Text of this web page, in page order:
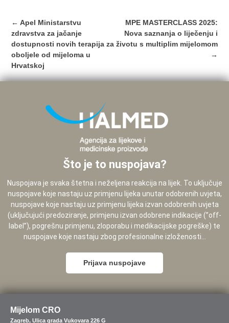
Post
navigation
← Apel Ministarstvu
zdravstva za jačanje
dostupnosti novih terapija za
oboljele od mijeloma u
Hrvatskoj
MPE MASTERCLASS 2025:
Nova saznanja o liječenju i
životu s multiplim mijelomom
→
Što je to nuspojava?
Nuspojava je svaka štetna i neželjena reakcija na lijek. To uključuje
nuspojave koje nastaju uz primjenu lijeka unutar odobrenih uvjeta,
nuspojave koje nastaju uz primjenu lijeka izvan odobrenih uvjeta
(uključujući predoziranje, primjenu izvan odobrene indikacije (”off-
label”), pogrešnu primjenu, zloporabu i medikacijske pogreške) te
nuspojave koje nastaju zbog profesionalne izloženosti...
Prijava nuspojave
Mijelom CRO
Zagreb, Ulica grada Vukovara 226 G